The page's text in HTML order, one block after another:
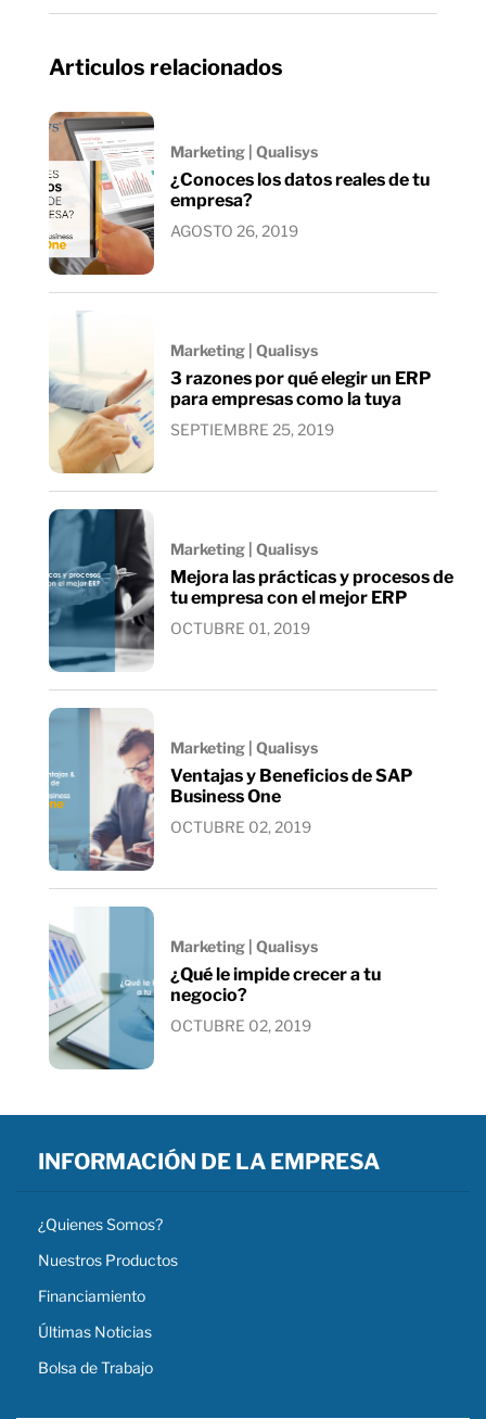
Articulos relacionados
Marketing | Qualisys
¿Conoces los datos reales de tu
empresa?
AGOSTO 26, 2019
Marketing | Qualisys
3 razones por qué elegir un ERP
para empresas como la tuya
SEPTIEMBRE 25, 2019
Marketing | Qualisys
Mejora las prácticas y procesos de
tu empresa con el mejor ERP
OCTUBRE 01, 2019
Marketing | Qualisys
Ventajas y Beneficios de SAP
Business One
OCTUBRE 02, 2019
Marketing | Qualisys
¿Qué le impide crecer a tu
negocio?
OCTUBRE 02, 2019
INFORMACIÓN DE LA EMPRESA
¿Quienes Somos?
Nuestros Productos
Financiamiento
Últimas Noticias
Bolsa de Trabajo